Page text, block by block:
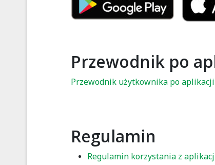
Przewodnik po
Przewodnik użytkownika po aplikacji
Regulamin
Regulamin korzystania z